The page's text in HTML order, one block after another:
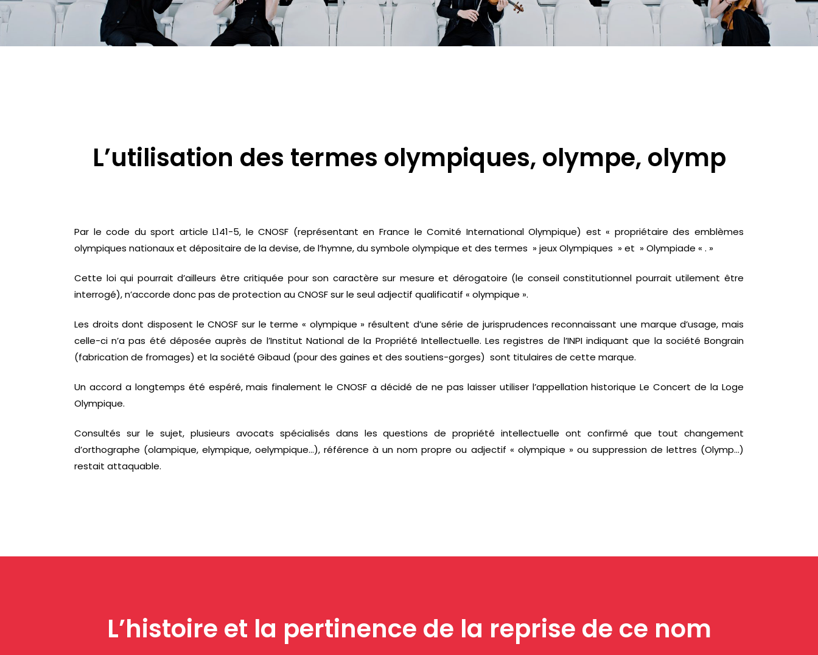
L’utilisation des termes olympiques, olympe, olymp
Par le code du sport article L141-5, le CNOSF (représentant en France le Comité International Olympique) est « propriétaire des emblèmes
olympiques nationaux et dépositaire de la devise, de l’hymne, du symbole olympique et des termes » jeux Olympiques » et » Olympiade « . »
Cette loi qui pourrait d’ailleurs être critiquée pour son caractère sur mesure et dérogatoire (le conseil constitutionnel pourrait utilement être
interrogé), n’accorde donc pas de protection au CNOSF sur le seul adjectif qualificatif « olympique ».
Les droits dont disposent le CNOSF sur le terme « olympique » résultent d’une série de jurisprudences reconnaissant une marque d’usage, mais
celle-ci n’a pas été déposée auprès de l’Institut National de la Propriété Intellectuelle. Les registres de l’INPI indiquant que la société Bongrain
(fabrication de fromages) et la société Gibaud (pour des gaines et des soutiens-gorges) sont titulaires de cette marque.
Un accord a longtemps été espéré, mais finalement le CNOSF a décidé de ne pas laisser utiliser l’appellation historique Le Concert de la Loge
Olympique.
Consultés sur le sujet, plusieurs avocats spécialisés dans les questions de propriété intellectuelle ont confirmé que tout changement
d’orthographe (olampique, elympique, oelympique…), référence à un nom propre ou adjectif « olympique » ou suppression de lettres (Olymp…)
restait attaquable.
L’histoire et la pertinence de la reprise de ce nom